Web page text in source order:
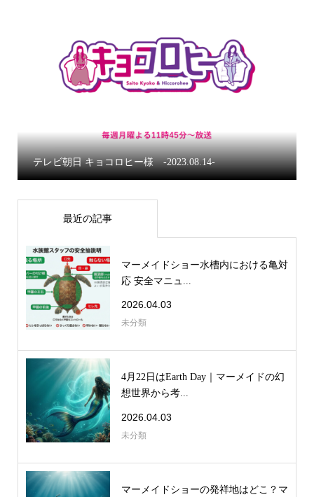
テレビ朝日 キョコロヒー様 -2023.08.14-
最近の記事
マーメイドショー水槽内における亀対
応 安全マニュ...
2026.04.03
未分類
4月22日はEarth Day｜マーメイドの幻
想世界から考...
2026.04.03
未分類
マーメイドショーの発祥地はどこ？マ